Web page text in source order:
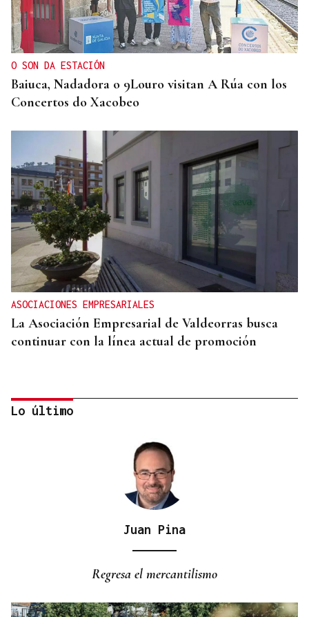
O SON DA ESTACIÓN
Baiuca, Nadadora o 9Louro visitan A Rúa con los
Concertos do Xacobeo
ASOCIACIONES EMPRESARIALES
La Asociación Empresarial de Valdeorras busca
continuar con la línea actual de promoción
Valdeorras y Coca-Cola
Lo último
Juan Pina
Regresa el mercantilismo